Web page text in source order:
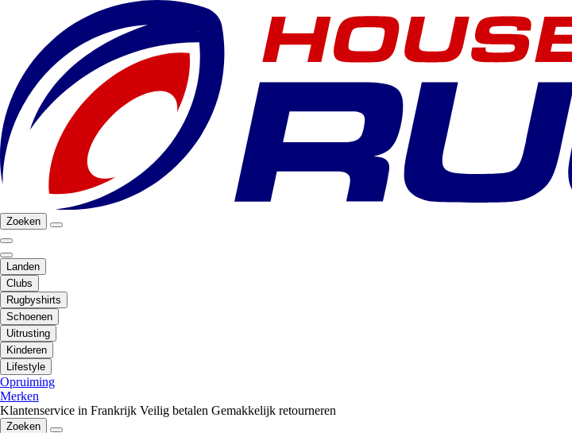
Zoeken
Landen
Clubs
Rugbyshirts
Schoenen
Uitrusting
Kinderen
Lifestyle
Opruiming
Merken
Klantenservice in Frankrijk Veilig betalen Gemakkelijk retourneren
Zoeken